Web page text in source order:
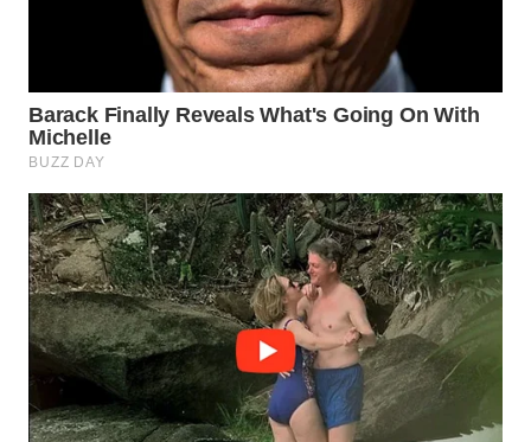
WN
SEMARANG
WN
SOLO
WN
BOROBUDUR
WN